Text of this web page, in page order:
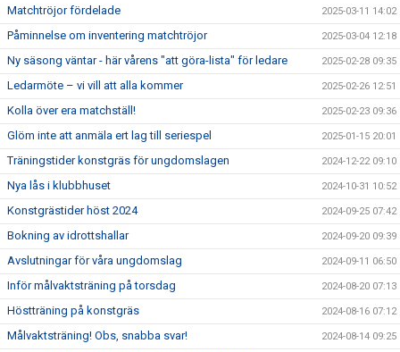
Matchtröjor fördelade 2025-03-11 14:02
Påminnelse om inventering matchtröjor 2025-03-04 12:18
Ny säsong väntar - här vårens "att göra-lista" för ledare 2025-02-28 09:35
Ledarmöte – vi vill att alla kommer 2025-02-26 12:51
Kolla över era matchställ! 2025-02-23 09:36
Glöm inte att anmäla ert lag till seriespel 2025-01-15 20:01
Träningstider konstgräs för ungdomslagen 2024-12-22 09:10
Nya lås i klubbhuset 2024-10-31 10:52
Konstgrästider höst 2024 2024-09-25 07:42
Bokning av idrottshallar 2024-09-20 09:39
Avslutningar för våra ungdomslag 2024-09-11 06:50
Inför målvaktsträning på torsdag 2024-08-20 07:13
Höstträning på konstgräs 2024-08-16 07:12
Målvaktsträning! Obs, snabba svar! 2024-08-14 09:25